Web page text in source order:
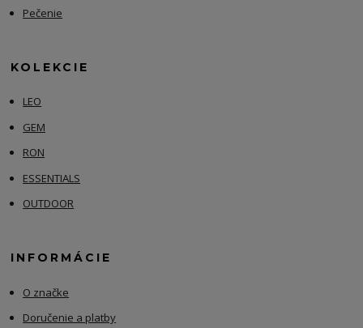
Pečenie
KOLEKCIE
LEO
GEM
RON
ESSENTIALS
OUTDOOR
INFORMÁCIE
O značke
Doručenie a platby